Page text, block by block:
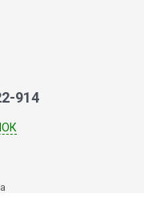
914